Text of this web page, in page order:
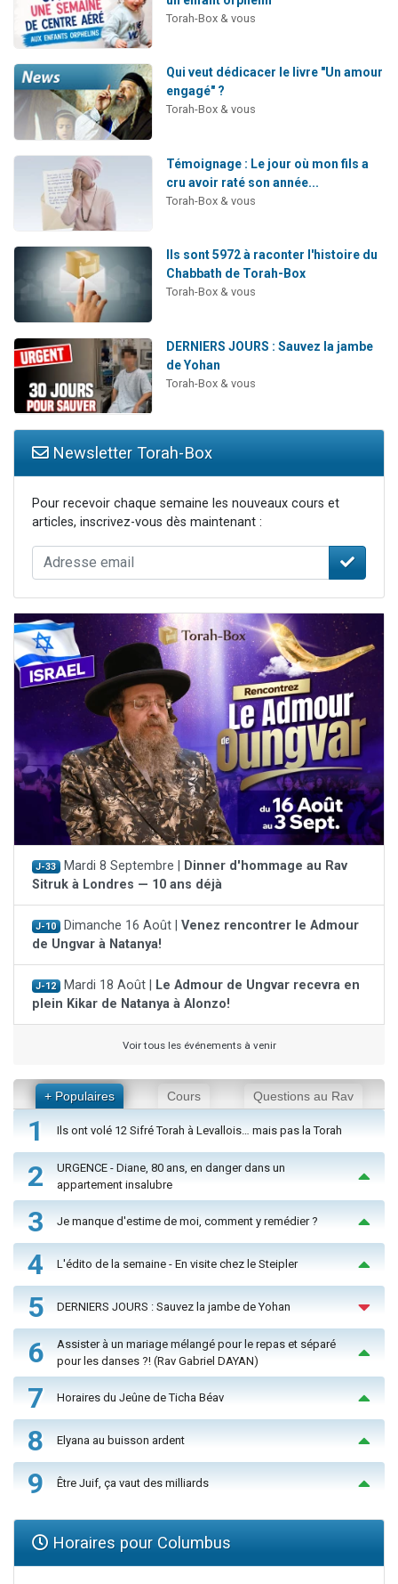
Torah-Box & vous
Qui veut dédicacer le livre "Un amour
engagé" ?
Torah-Box & vous
Témoignage : Le jour où mon fils a
cru avoir raté son année...
Torah-Box & vous
Ils sont 5972 à raconter l'histoire du
Chabbath de Torah-Box
Torah-Box & vous
DERNIERS JOURS : Sauvez la jambe
de Yohan
Torah-Box & vous
Newsletter Torah-Box
Pour recevoir chaque semaine les nouveaux cours et
articles, inscrivez-vous dès maintenant :
J-33 Mardi 8 Septembre |
Dinner d'hommage au Rav
Sitruk à Londres — 10 ans déjà
J-10 Dimanche 16 Août | Venez rencontrer le Admour
de Ungvar à Natanya!
J-12 Mardi 18 Août |
Le Admour de Ungvar recevra en
plein Kikar de Natanya à Alonzo!
Voir tous les événements à venir
+ Populaires Cours Questions au Rav
1 Ils ont volé 12 Sifré Torah à Levallois… mais pas la Torah
2
URGENCE - Diane, 80 ans, en danger dans un
appartement insalubre
3 Je manque d'estime de moi, comment y remédier ?
4 L'édito de la semaine - En visite chez le Steipler
5 DERNIERS JOURS : Sauvez la jambe de Yohan
6
Assister à un mariage mélangé pour le repas et séparé
pour les danses ?! (Rav Gabriel DAYAN)
7 Horaires du Jeûne de Ticha Béav
8 Elyana au buisson ardent
9 Être Juif, ça vaut des milliards
Horaires pour Columbus